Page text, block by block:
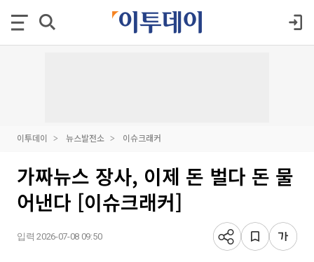
이투데이 뉴스발전소 이슈크래커
가짜뉴스 장사, 이제 돈 벌다 돈 물
어낸다 [이슈크래커]
입력 2026-07-08 09:50